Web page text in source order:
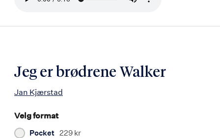
Jeg er brødrene Walker
Jan Kjærstad
Velg format
Pocket 229 kr